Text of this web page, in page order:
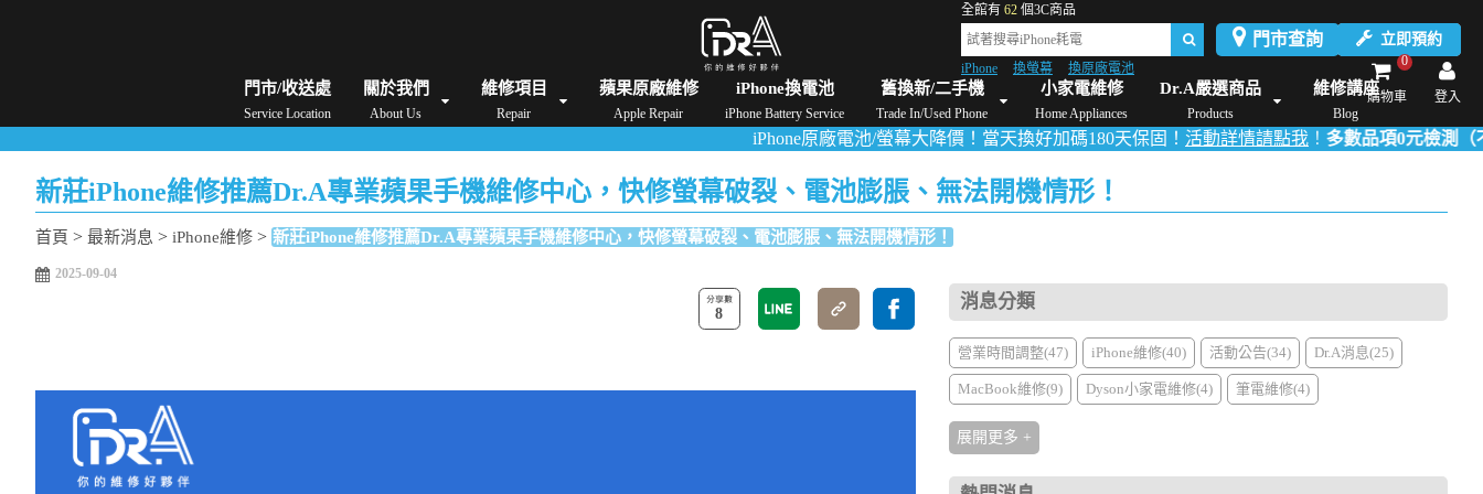
門市查詢 立即預約
全館有 62 個3C商品
iPhone 換螢幕
換原廠電池
登入
0
購物車
門市/收送處
Service Location
關於我們
About Us
維修項目
Repair
蘋果原廠維修
Apple Repair
iPhone換電池
iPhone Battery Service
舊換新/二手機
Trade In/Used Phone
小家電維修
Home Appliances
Dr.A嚴選商品
Products
維修講座
Blog
Android手機維修/價格 MacBook維修/價格 iPad維修/價格 Switch維修/價格 Apple Watch維修/價格 AirPods維修/價格 Dyson維修/價格 Mac Mini維修/價格 iMac維修/價格 Xbox維修/價格 伊萊
iPhone原廠電池/螢幕大降價！當天換好加碼180天保固！活動詳情請點我！多數品項0元檢測（不適用薄型
新莊iPhone維修推薦Dr.A專業蘋果手機維修中心，快修螢幕破裂、電池膨脹、無法開機情形！
首頁 > 最新消息 > iPhone維修 > 新莊iPhone維修推薦Dr.A專業蘋果手機維修中心，快修螢幕破裂、電池膨脹、無法開機情形！
2025-09-04
8
消息分類
營業時間調整(47) iPhone維修(40) 活動公告(34) Dr.A消息(25)
MacBook維修(9) Dyson小家電維修(4) 筆電維修(4)
展開更多 +